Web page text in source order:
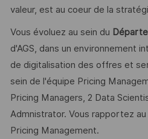
valeur, est au coeur de la
Vous évoluez au sein du
d'AGS, dans un environnement
de digitalisation des offres et
sein de l'équipe Pricing
Pricing Managers, 2 Data
Admnistrator. Vous rapportez
Pricing Management.